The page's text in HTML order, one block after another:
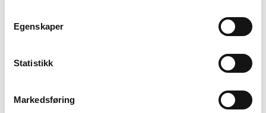
Egenskaper
Statistikk
Markedsføring
utvikling.
– Om fem år ønsker jeg at Abler Nordic skal være
anerkjent som en ledende institusjonell aktør
innen inkluderende finans, med større skala, sterk
økonomisk ytelse og målbar effekt. Jeg vil også at